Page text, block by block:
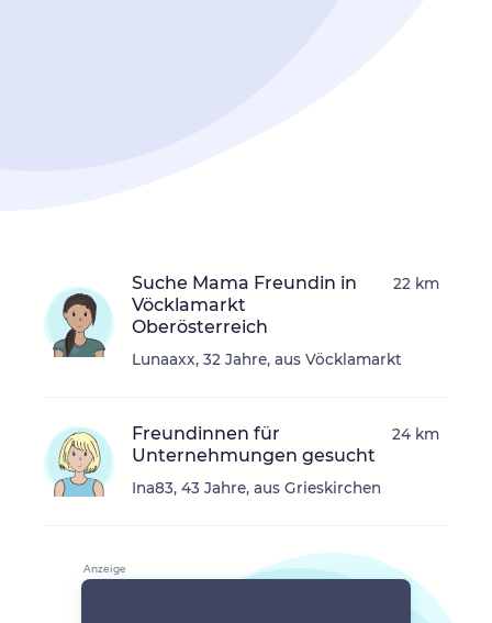
Suche Mama Freundin in
Vöcklamarkt
Oberösterreich
Lunaaxx, 32 Jahre, aus Vöcklamarkt
22 km
Freundinnen für
Unternehmungen gesucht
Ina83, 43 Jahre, aus Grieskirchen
24 km